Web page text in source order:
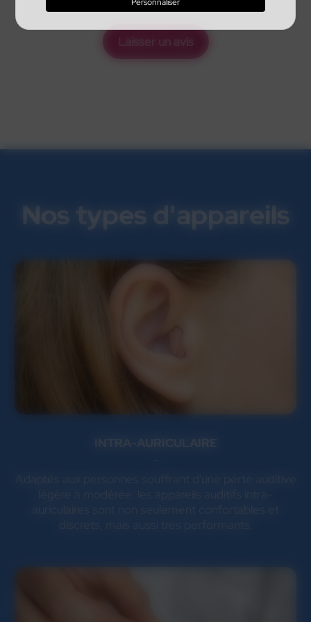
Laisser un avis
Nos types d'appareils